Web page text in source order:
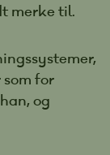
merke til.
for
og